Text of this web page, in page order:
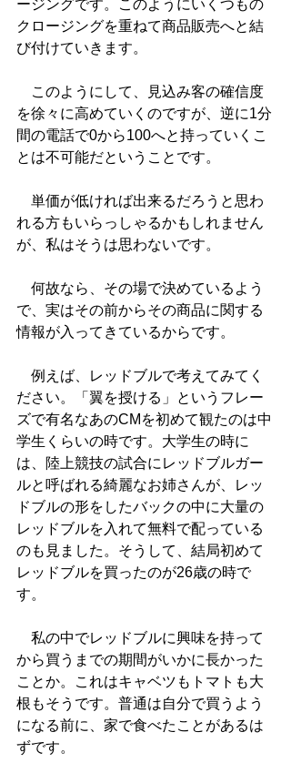
ージングです。このようにいくつもの
クロージングを重ねて商品販売へと結
び付けていきます。
このようにして、見込み客の確信度
を徐々に高めていくのですが、逆に1分
間の電話で0から100へと持っていくこ
とは不可能だということです。
単価が低ければ出来るだろうと思わ
れる方もいらっしゃるかもしれません
が、私はそうは思わないです。
何故なら、その場で決めているよう
で、実はその前からその商品に関する
情報が入ってきているからです。
例えば、レッドブルで考えてみてく
ださい。「翼を授ける」というフレー
ズで有名なあのCMを初めて観たのは中
学生くらいの時です。大学生の時に
は、陸上競技の試合にレッドブルガー
ルと呼ばれる綺麗なお姉さんが、レッ
ドブルの形をしたバックの中に大量の
レッドブルを入れて無料で配っている
のも見ました。そうして、結局初めて
レッドブルを買ったのが26歳の時で
す。
私の中でレッドブルに興味を持って
から買うまでの期間がいかに長かった
ことか。これはキャベツもトマトも大
根もそうです。普通は自分で買うよう
になる前に、家で食べたことがあるは
ずです。